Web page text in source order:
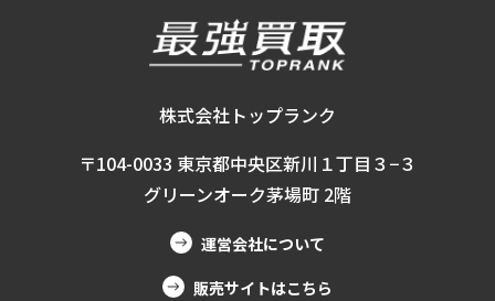
株式会社トップランク
〒104-0033 東京都中央区新川１丁目３−３
グリーンオーク茅場町 2階
運営会社について
販売サイトはこちら